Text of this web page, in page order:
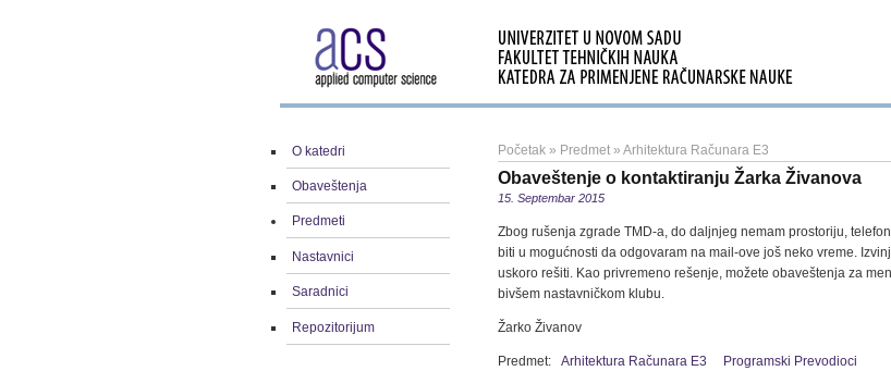
O katedri
Obaveštenja
Predmeti
Nastavnici
Saradnici
Repozitorijum
Početak » Predmet » Arhitektura Računara E3
Obaveštenje o kontaktiranju Žarka Živanova
15. Septembar 2015
Zbog rušenja zgrade TMD-a, do daljnjeg nemam prostoriju,
biti u mogućnosti da odgovaram na mail-ove još neko vreme.
uskoro rešiti. Kao privremeno rešenje, možete obaveštenja za
bivšem nastavničkom klubu.
Žarko Živanov
Predmet: Arhitektura Računara E3 Programski Prevodioci